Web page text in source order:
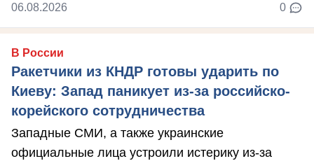
06.08.2026 0
В России
Ракетчики из КНДР готовы ударить по
Киеву: Запад паникует из-за российско-
корейского сотрудничества
Западные СМИ, а также украинские
официальные лица устроили истерику из-за